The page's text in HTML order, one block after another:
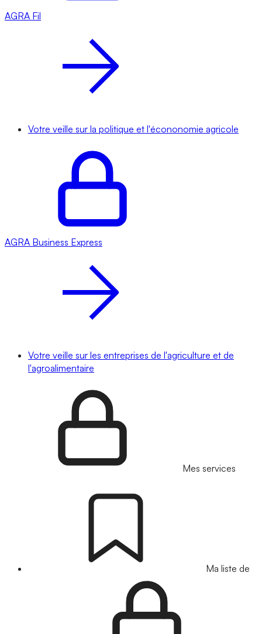
AGRA Fil
Votre veille sur la politique et l'écononomie agricole
AGRA Business Express
Votre veille sur les entreprises de l'agriculture et de
l'agroalimentaire
Mes services
Ma liste de